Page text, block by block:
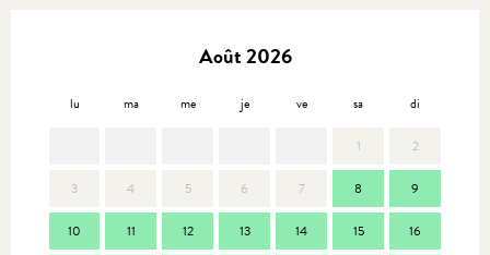
Août 2026
lu ma me je ve sa di
1 2
3 4 5 6 7 8 9
10 11 12 13 14 15 16